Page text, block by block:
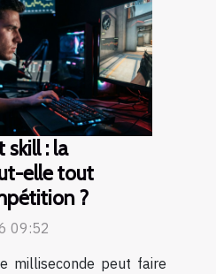
skill : la
elle tout
?
09:52
milliseconde peut faire